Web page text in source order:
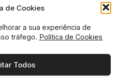
de Cookies
a sua experiência de
tráfego. Política de Cookies
Todos